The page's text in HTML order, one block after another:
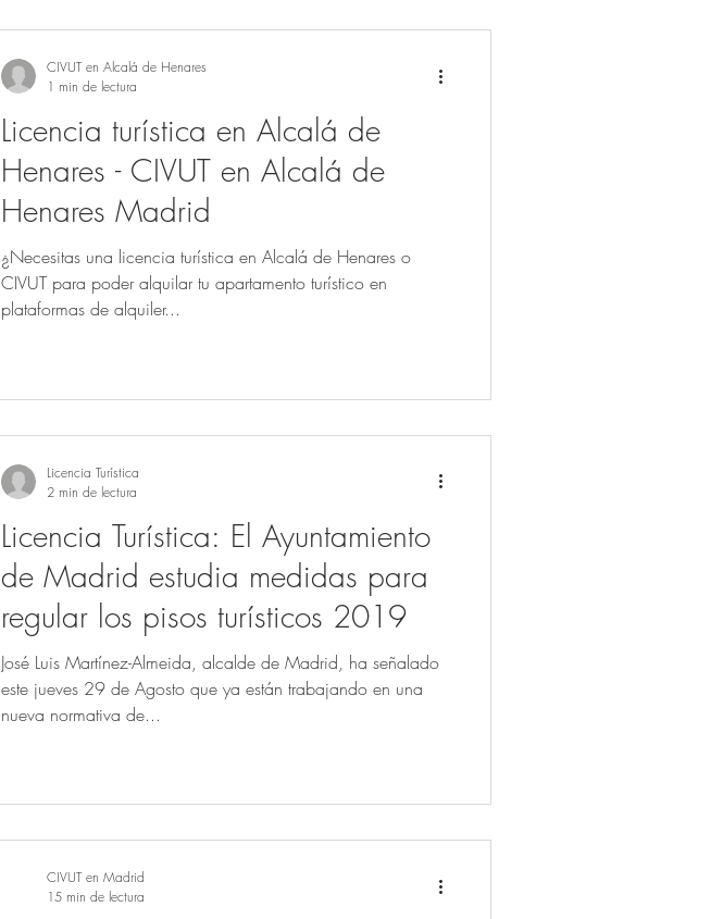
Licencia turística en Alcalá de
Henares - CIVUT en Alcalá de
Henares Madrid
¿Necesitas una licencia turística en Alcalá de Henares o
CIVUT para poder alquilar tu apartamento turístico en
plataformas de alquiler...
CIVUT en Alcalá de Henares
1 min de lectura
Licencia Turística: El Ayuntamiento
de Madrid estudia medidas para
regular los pisos turísticos 2019
José Luis Martínez-Almeida, alcalde de Madrid, ha señalado
este jueves 29 de Agosto que ya están trabajando en una
nueva normativa de...
Licencia Turística
2 min de lectura
CIVUT en Madrid
15 min de lectura